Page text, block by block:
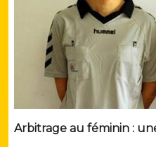
Arbitrage au féminin :